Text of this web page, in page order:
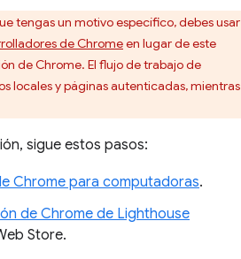
tengas un motivo específico, debes usar
de Chromeen lugar de este
de Chrome. El flujo de trabajo de
locales y páginas autenticadas, mientras
sigue estos pasos:
Chrome para computadoras.
de Chrome de Lighthouse
Store.